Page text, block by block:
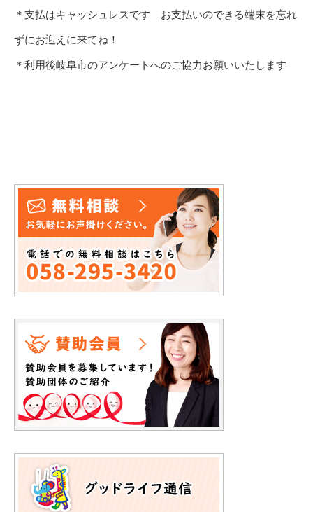
＊支払はキャッシュレスです お支払いのできる端末を忘れ
ずにお迎えに来てね！
＊利用後岐阜市のアンケートへのご協力お願いいたします